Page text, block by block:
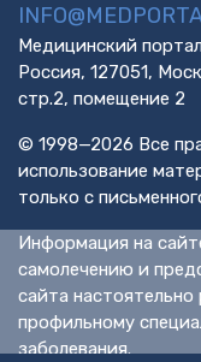
Медицинский
Россия, 127051,
стр.2, помещение 2
© 1998—2026 Все
использование
только с
Информация на
самолечению и
сайта
профильному
заболевания.